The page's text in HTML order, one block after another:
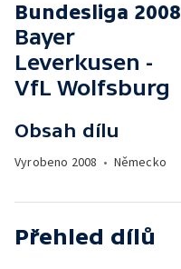
Bundesliga 2008
Bayer
Leverkusen -
VfL Wolfsburg
Obsah dílu
Vyrobeno 2008 • Německo
Přehled dílů